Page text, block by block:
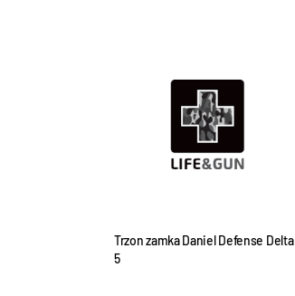
Trzon zamka Daniel Defense Delta
5